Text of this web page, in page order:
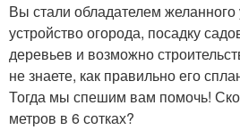
Вы стали обладателем желанного
устройство огорода, посадку
деревьев и возможно
не знаете, как правильно его
Тогда мы спешим вам помочь!
метров в 6 сотках?